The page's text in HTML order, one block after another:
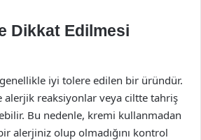
Dikkat Edilmesi
iyi tolere edilen bir üründür.
alerjik reaksiyonlar veya ciltte tahriş
Bu nedenle, kremi kullanmadan
alerjiniz olup olmadığını kontrol